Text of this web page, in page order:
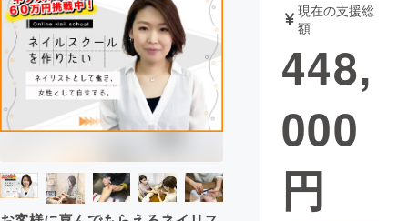
テクノロジー・ガジェット
映像・映画 書籍・雑誌
ビジネス・起業 チャレンジ
まちづくり・地域活性化
現在の支援総
額
448,
000
円